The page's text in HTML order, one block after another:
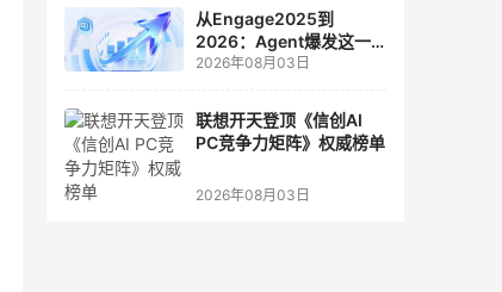
从Engage2025到
2026：Agent爆发这一
年，AI CRM 走到哪了
2026年08月03日
联想开天登顶《信创AI
PC竞争力矩阵》权威榜单
2026年08月03日